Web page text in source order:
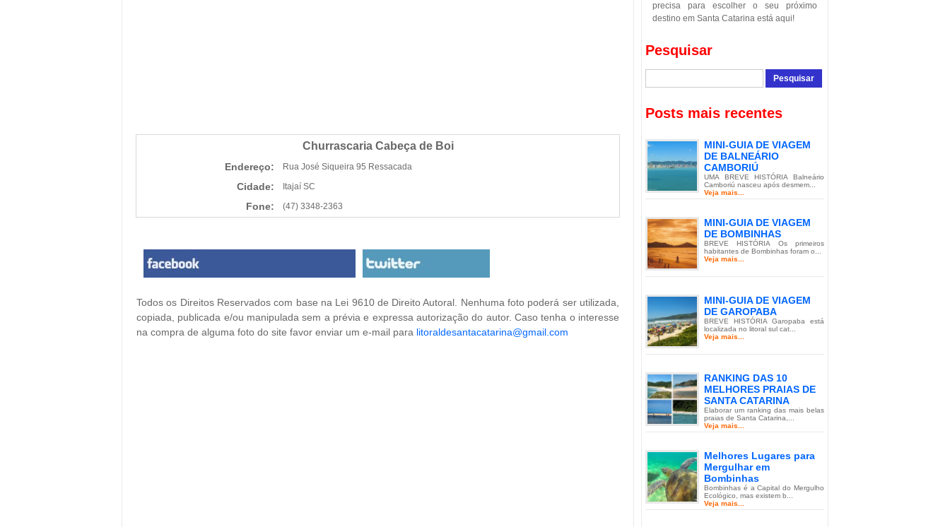
Churrascaria Cabeça de Boi
Endereço: Rua José Siqueira 95 Ressacada
Cidade: Itajaí SC
Fone: (47) 3348-2363
Todos os Direitos Reservados com base na Lei 9610 de Direito Autoral. Nenhuma foto poderá ser utilizada,
copiada, publicada e/ou manipulada sem a prévia e expressa autorização do autor. Caso tenha o interesse
na compra de alguma foto do site favor enviar um e-mail para litoraldesantacatarina@gmail.com
precisa para escolher o seu próximo
destino em Santa Catarina está aqui!
Pesquisar
Posts mais recentes
MINI-GUIA DE VIAGEM
DE BALNEÁRIO
CAMBORIÚ
UMA BREVE HISTÓRIA Balneário
Camboriú nasceu após desmem...
Veja mais...
MINI-GUIA DE VIAGEM
DE BOMBINHAS
BREVE HISTÓRIA Os primeiros
habitantes de Bombinhas foram o...
Veja mais...
MINI-GUIA DE VIAGEM
DE GAROPABA
BREVE HISTÓRIA Garopaba está
localizada no litoral sul cat...
Veja mais...
RANKING DAS 10
MELHORES PRAIAS DE
SANTA CATARINA
Elaborar um ranking das mais belas
praias de Santa Catarina,...
Veja mais...
Melhores Lugares para
Mergulhar em
Bombinhas
Bombinhas é a Capital do Mergulho
Ecológico, mas existem b...
Veja mais...